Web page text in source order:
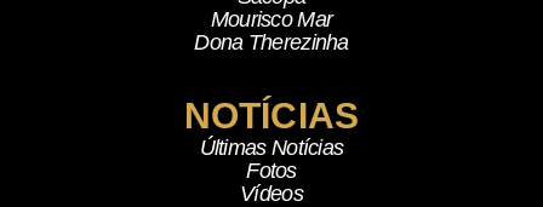
Mourisco Mar
Dona Therezinha
NOTÍCIAS
Últimas Notícias
Fotos
Vídeos